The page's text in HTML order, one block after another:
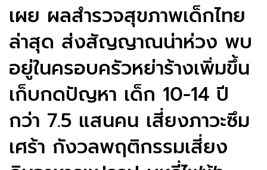
เผย ผลสำรวจสุขภาพเด็กไทย
ล่าสุด ส่งสัญญาณน่าห่วง พบ
อยู่ในครอบครัวหย่าร้างเพิ่มขึ้น
เก็บกดปัญหา เด็ก 10-14 ปี
กว่า 7.5 แสนคน เสี่ยงภาวะซึม
เศร้า กังวลพฤติกรรมเสี่ยง